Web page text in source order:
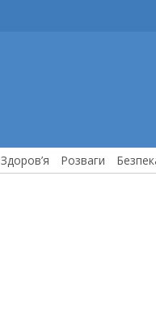
Здоров’я Розваги